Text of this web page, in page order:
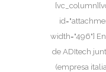
width="496"]
de ADItech
(empresa